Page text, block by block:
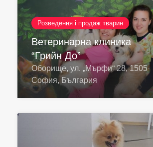
Розведення і продаж тварин
Ветеринарна клиника
“Грийн До”
Оборище, ул. „Мърфи“ 28, 1505
София, България